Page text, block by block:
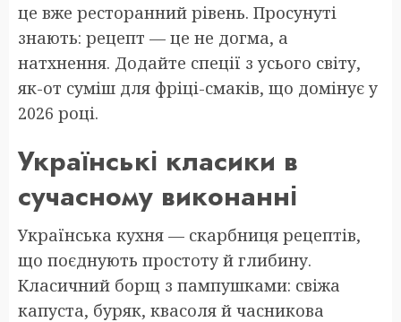
це вже ресторанний рівень. Просунуті
знають: рецепт — це не догма, а
натхнення. Додайте спеції з усього світу,
як-от суміш для фріці-смаків, що домінує у
2026 році.
Українські класики в
сучасному виконанні
Українська кухня — скарбниця рецептів,
що поєднують простоту й глибину.
Класичний борщ з пампушками: свіжа
капуста, буряк, квасоля й часникова